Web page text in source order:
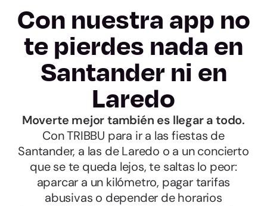
Con nuestra app no
te pierdes nada en
Santander ni en
Laredo
Moverte mejor también es llegar a todo.
Con TRIBBU para ir a las fiestas de
Santander, a las de Laredo o a un concierto
que se te queda lejos, te saltas lo peor:
aparcar a un kilómetro, pagar tarifas
abusivas o depender de horarios